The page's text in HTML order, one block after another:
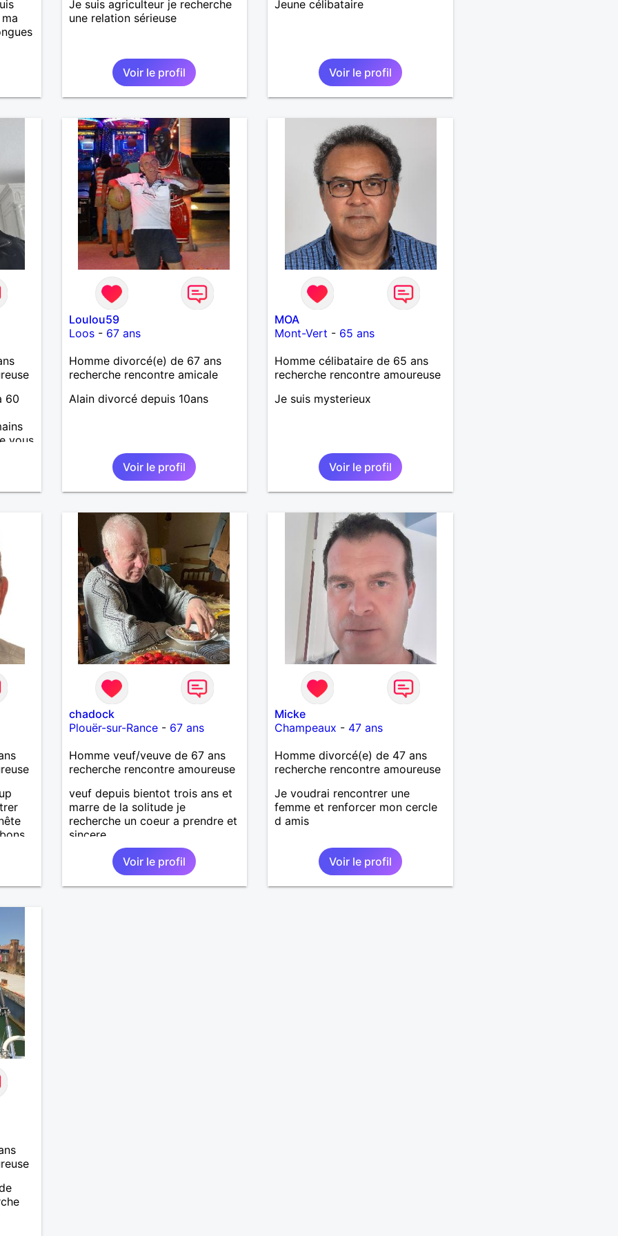
que
et
le
Je suis agriculteur je recherche
une relation sérieuse
Voir le profil
Jeune célibataire
Voir le profil
60
vous
Loulou59
Loos- 67 ans
Homme divorcé(e) de 67 ans
recherche rencontre amicale
Alain divorcé depuis 10ans
Voir le profil
MOA
Mont-Vert - 65 ans
Homme célibataire de 65 ans
recherche rencontre amoureuse
Je suis mysterieux
Voir le profil
se
chadock
Plouër-sur-Rance- 67 ans
Homme veuf/veuve de 67 ans
recherche rencontre amoureuse
veuf depuis bientot trois ans et
marre de la solitude je
recherche un coeur a prendre et
sincere
Voir le profil
Micke
Champeaux - 47 ans
Homme divorcé(e) de 47 ans
recherche rencontre amoureuse
Je voudrai rencontrer une
femme et renforcer mon cercle
d amis
Voir le profil